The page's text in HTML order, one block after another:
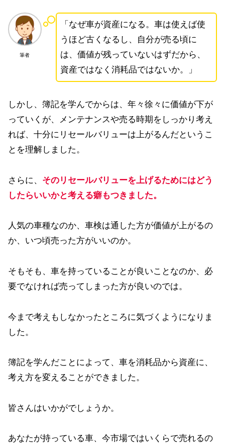
筆者
「なぜ車が資産になる。車は使えば使
うほど古くなるし、自分が売る頃に
は、価値が残っていないはずだから、
資産ではなく消耗品ではないか。」
しかし、簿記を学んでからは、年々徐々に価値が下が
っていくが、メンテナンスや売る時期をしっかり考え
れば、十分にリセールバリューは上がるんだというこ
とを理解しました。
さらに、 そのリセールバリューを上げるためにはどう
したらいいかと考える癖もつきました。
人気の車種なのか、車検は通した方が価値が上がるの
か、いつ頃売った方がいいのか。
そもそも、車を持っていることが良いことなのか、必
要でなければ売ってしまった方が良いのでは。
今まで考えもしなかったところに気づくようになりま
した。
簿記を学んだことによって、車を消耗品から資産に、
考え方を変えることができました。
皆さんはいかがでしょうか。
あなたが持っている車、今市場ではいくらで売れるの